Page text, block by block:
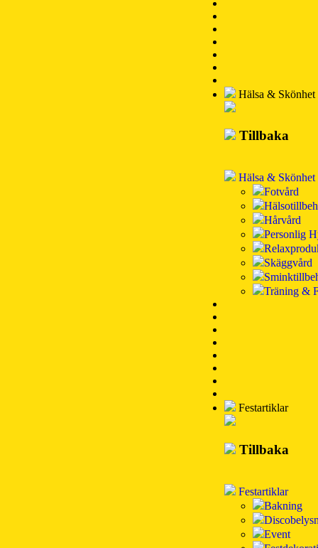
Hälsa & Skönhet
Tillbaka
Hälsa & Skönhet
Fotvård
Hårvård
Personlig
Skäggvård
Träning &
Festartiklar
Tillbaka
Festartiklar
Bakning
Event